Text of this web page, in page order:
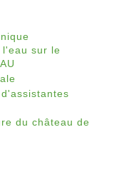
l'eau sur le
du château de